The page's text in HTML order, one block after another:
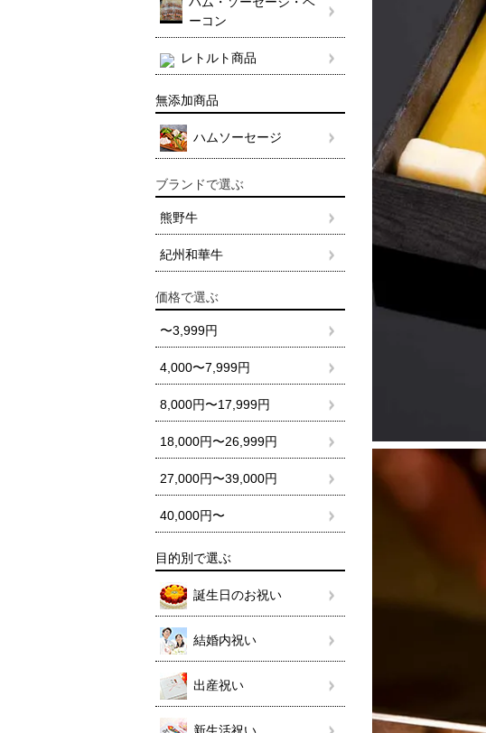
ーコン
レトルト商品
無添加商品
ハムソーセージ
ブランドで選ぶ
熊野牛
紀州和華牛
価格で選ぶ
〜3,999円
4,000〜7,999円
8,000円〜17,999円
18,000円〜26,999円
27,000円〜39,000円
40,000円〜
目的別で選ぶ
誕生日のお祝い
結婚内祝い
出産祝い